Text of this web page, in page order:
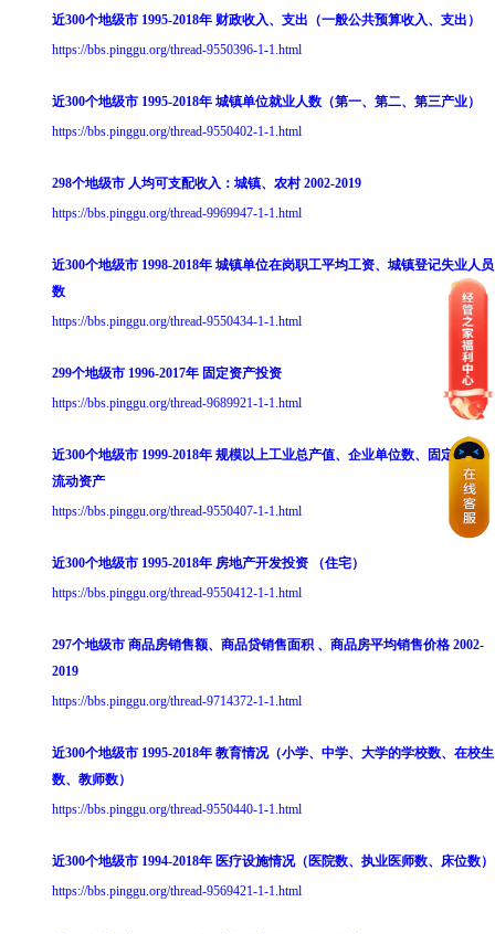
近300个地级市 1995-2018年 财政收入、支出（一般公共预算收入、支出）
https://bbs.pinggu.org/thread-9550396-1-1.html
近300个地级市 1995-2018年 城镇单位就业人数（第一、第二、第三产业）
https://bbs.pinggu.org/thread-9550402-1-1.html
298个地级市 人均可支配收入：城镇、农村 2002-2019
https://bbs.pinggu.org/thread-9969947-1-1.html
近300个地级市 1998-2018年 城镇单位在岗职工平均工资、城镇登记失业人员
数
https://bbs.pinggu.org/thread-9550434-1-1.html
299个地级市 1996-2017年 固定资产投资
https://bbs.pinggu.org/thread-9689921-1-1.html
近300个地级市 1999-2018年 规模以上工业总产值、企业单位数、固定资产、
流动资产
https://bbs.pinggu.org/thread-9550407-1-1.html
近300个地级市 1995-2018年 房地产开发投资 （住宅）
https://bbs.pinggu.org/thread-9550412-1-1.html
297个地级市 商品房销售额、商品贷销售面积 、商品房平均销售价格 2002-
2019
https://bbs.pinggu.org/thread-9714372-1-1.html
近300个地级市 1995-2018年 教育情况（小学、中学、大学的学校数、在校生
数、教师数）
https://bbs.pinggu.org/thread-9550440-1-1.html
近300个地级市 1994-2018年 医疗设施情况（医院数、执业医师数、床位数）
https://bbs.pinggu.org/thread-9569421-1-1.html